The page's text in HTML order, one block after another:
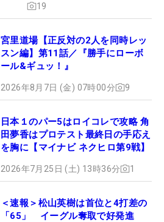
19
宮里道場【正反対の2人を同時レッ
スン編】第11話／『勝手にローボ
ール&ギュッ！』
2026年8月7日 (金) 07時00分 9
日本１のパー5はロイコレで攻略 角
田夢香はプロテスト最終日の手応え
を胸に【マイナビ ネクヒロ第9戦】
2026年7月25日 (土) 13時36分 1
＜速報＞松山英樹は首位と4打差の
「65」 イーグル奪取で好発進